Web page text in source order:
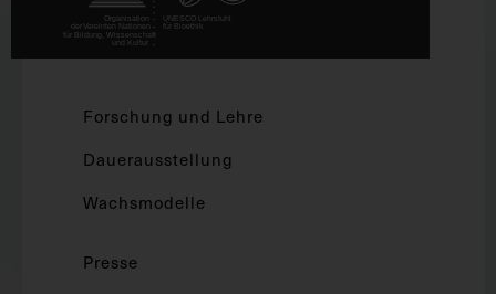
Forschung und Lehre
Dauerausstellung
Wachsmodelle
Presse